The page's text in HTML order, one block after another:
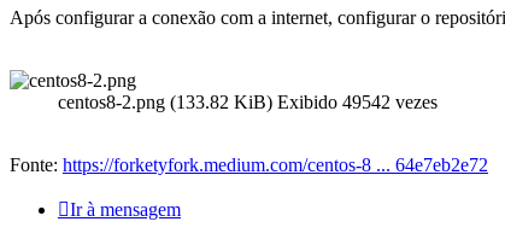
Após configurar a conexão com a internet, configurar o
centos8-2.png (133.82 KiB) Exibido 49542 vezes
Fonte: https://forketyfork.medium.com/centos-8 ... 64e7eb2e72
Ir à mensagem